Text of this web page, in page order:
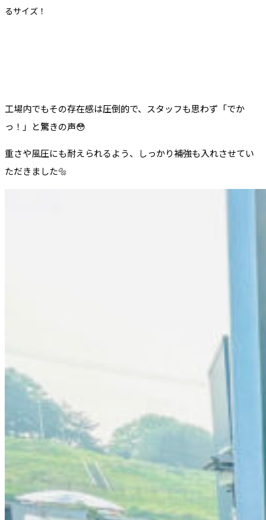
るサイズ！
工場内でもその存在感は圧倒的で、スタッフも思わず「でか
っ！」と驚きの声😳
重さや風圧にも耐えられるよう、しっかり補強も入れさせてい
ただきました🔩